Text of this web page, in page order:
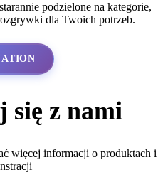
podzielone na kategorie,
dla Twoich potrzeb.
się z nami
więcej informacji o produktach i